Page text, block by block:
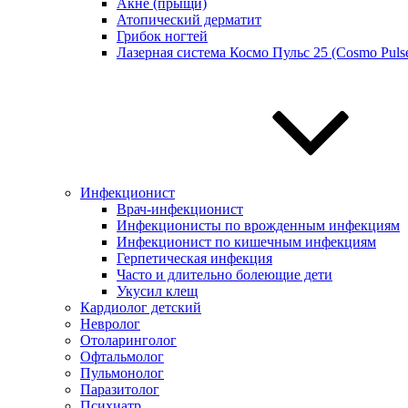
Акне (прыщи)
Атопический дерматит
Грибок ногтей
Лазерная система Космо Пульс 25 (Cosmo
Инфекционист
Врач-инфекционист
Инфекционисты по врожденным инфекциям
Инфекционист по кишечным инфекциям
Герпетическая инфекция
Часто и длительно болеющие дети
Укусил клещ
Кардиолог детский
Невролог
Отоларинголог
Офтальмолог
Пульмонолог
Паразитолог